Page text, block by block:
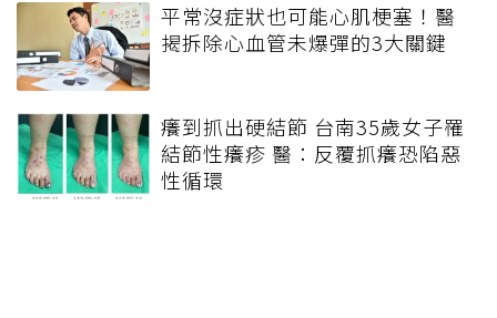
平常沒症狀也可能心肌梗塞！醫
揭拆除心血管未爆彈的3大關鍵
癢到抓出硬結節 台南35歲女子罹
結節性癢疹 醫：反覆抓癢恐陷惡
性循環